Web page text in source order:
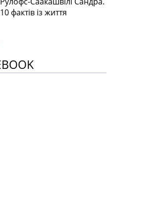
10 фактів із життя